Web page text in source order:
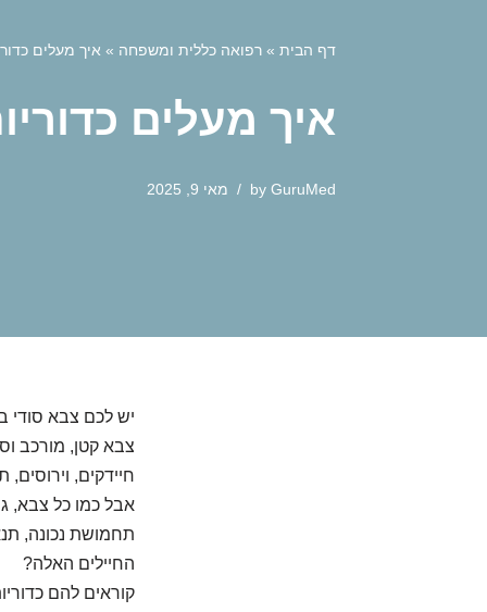
דף הבית » רפואה כללית ומשפחה » איך מעלים
איך מעלים
by GuruMed מאי 9, 2025
יש לכם צבא סודי
צבא קטן, מורכב
חיידקים,
אבל כמו כל צבא,
תחמושת נכונה,
החיילים האלה?
קוראים להם